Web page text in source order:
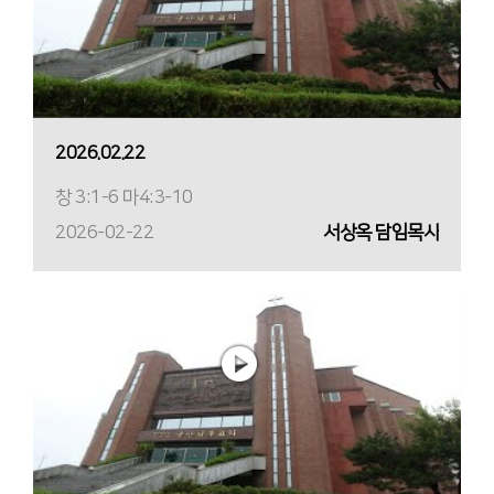
2026.02.22
창 3:1-6 마4:3-10
2026-02-22
서상옥 담임목사